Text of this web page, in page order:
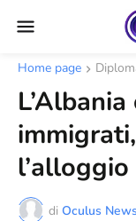
Home page
l’alloggio
di Oculus News